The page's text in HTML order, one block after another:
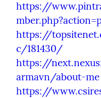
https://
https://
c/181430/
https://
armavn/about-me
https://